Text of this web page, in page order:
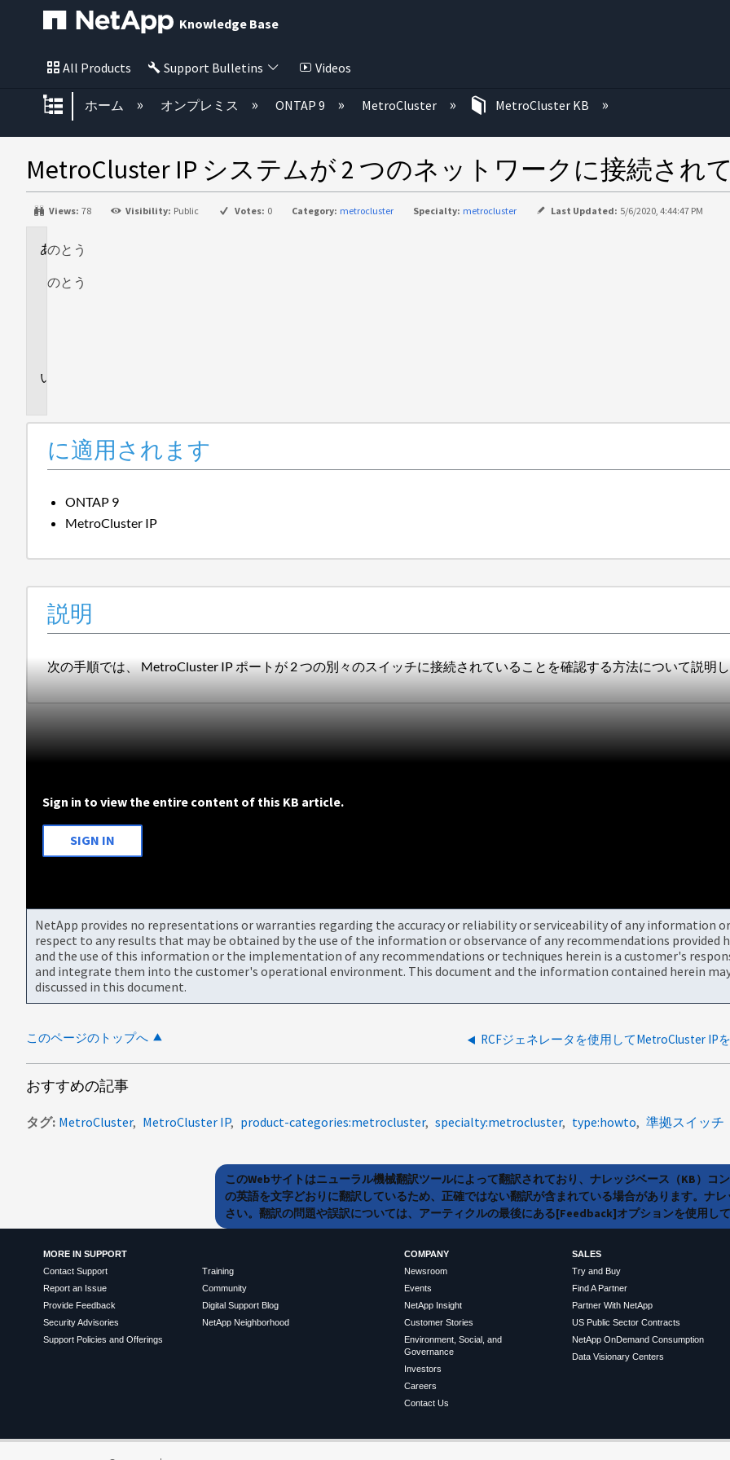
Knowledge Base
All Products Support Bulletins Videos
グローバル階層を展開/折りたたむ
ホーム オンプレミス ONTAP 9 MetroCluster MetroCluster KB
MetroCluster IP システムが 2 つのネットワークに接続され
Views: 78 Visibility: Public Votes: 0 Category: metrocluster Specialty: metrocluster Last Updated: 5/6/2020, 4:44:47 PM
に
用
のとう
のとう
に適用されます
ONTAP 9
MetroCluster IP
説明
次の手順では、 MetroCluster IP ポートが 2 つの別々のスイッチに接続されていることを確認する方法について説明
Sign in to view the entire content of this KB article.
SIGN IN
NetApp provides no representations or warranties regarding the accuracy or reliability or serviceability of any information
respect to any results that may be obtained by the use of the information or observance of any recommendations
and the use of this information or the implementation of any recommendations or techniques herein is a customer's
and integrate them into the customer's operational environment. This document and the information contained herein
discussed in this document.
このページのトップへ
おすすめの記事
タグ MetroCluster MetroCluster IP product-categories:metrocluster specialty:metrocluster type:howto 準拠スイッチ
このWebサイトはニューラル機械翻訳ツールによって翻訳されており、ナレッジベース（KB）
の英語を文字どおりに翻訳しているため、正確ではない翻訳が含まれている場合があります。ナ
さい。翻訳の問題や誤訳については、アーティクルの最後にある[Feedback]オプションを使用し
MORE IN SUPPORT
Contact Support
Report an Issue
Provide Feedback
Security Advisories
Support Policies and Offerings
Training
Community
Digital Support Blog
NetApp Neighborhood
COMPANY
Newsroom
Events
NetApp Insight
Customer Stories
Environment, Social, and
Governance
Investors
Careers
Contact Us
SALES
Try and Buy
Find A Partner
Partner With NetApp
US Public Sector Contracts
NetApp OnDemand Consumption
Data Visionary Centers